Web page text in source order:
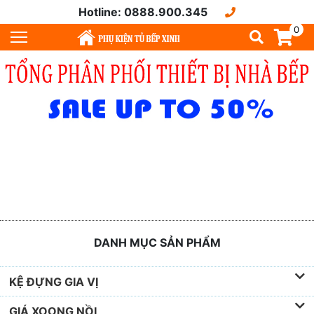
Hotline: 0888.900.345
0
DANH MỤC SẢN PHẨM
KỆ ĐỰNG GIA VỊ
GIÁ XOONG NỒI